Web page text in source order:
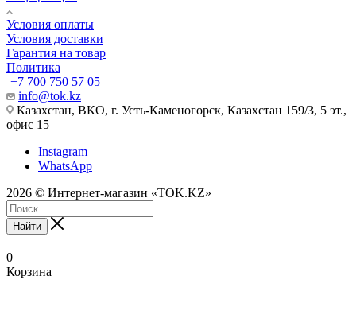
Условия оплаты
Условия доставки
Гарантия на товар
Политика
+7 700 750 57 05
info@tok.kz
Казахстан, ВКО, г. Усть-Каменогорск, Казахстан 159/3, 5 эт.,
офис 15
Instagram
WhatsApp
2026 © Интернет-магазин «TOK.KZ»
Найти
0
Корзина